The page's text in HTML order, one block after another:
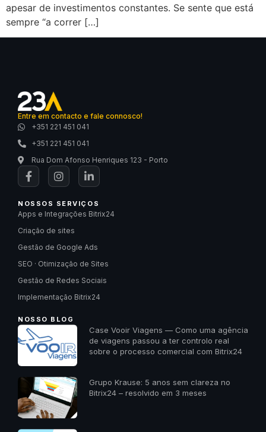
apesar de investimentos constantes. Se sente que está
sempre “a correr […]
Entre em contacto e fale connosco!
+351 221 451 041
+351 221 451 041
Rua Dom Afonso Henriques 123 - Porto
NOSSOS SERVIÇOS
Apps e Integrações Bitrix24
Criação de sites
Gestão de Google Ads
SEO · Otimização de Sites
Gestão de Redes Sociais
Implementação Bitrix24
NOSSO BLOG
Case Vooir Viagens — Como uma agência
de viagens passou a ter controlo real
sobre o processo comercial com Bitrix24
Grupo Krause: 5 anos sem clareza no
Bitrix24 – resolvido em 3 meses